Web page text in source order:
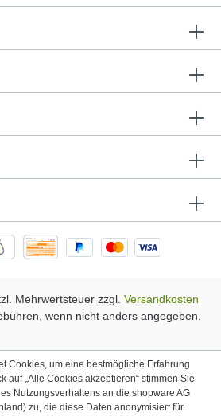
Mehrwertsteuer zzgl. Versandkosten
wenn nicht anders angegeben.
Cookies, um eine bestmögliche Erfahrung
auf „Alle Cookies akzeptieren“ stimmen Sie
Nutzungsverhaltens an die shopware AG
zu, die diese Daten anonymisiert für